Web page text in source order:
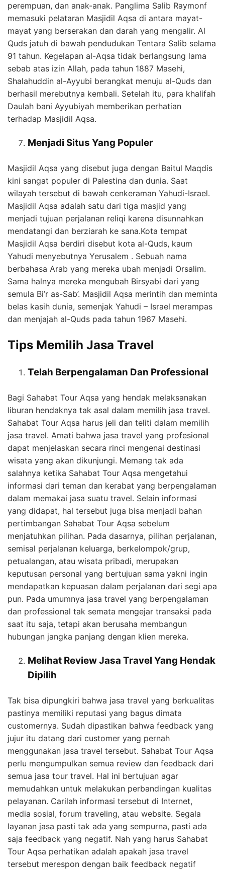
perempuan, dan anak-anak. Panglima Salib Raymonf
memasuki pelataran Masjidil Aqsa di antara mayat-
mayat yang berserakan dan darah yang mengalir. Al
Quds jatuh di bawah pendudukan Tentara Salib selama
91 tahun. Kegelapan al-Aqsa tidak berlangsung lama
sebab atas izin Allah, pada tahun 1887 Masehi,
Shalahuddin al-Ayyubi berangkat menuju al-Quds dan
berhasil merebutnya kembali. Setelah itu, para khalifah
Daulah bani Ayyubiyah memberikan perhatian
terhadap Masjidil Aqsa.
Menjadi Situs Yang Populer
Masjidil Aqsa yang disebut juga dengan Baitul Maqdis
kini sangat populer di Palestina dan dunia. Saat
wilayah tersebut di bawah cenkeraman Yahudi-Israel.
Masjidil Aqsa adalah satu dari tiga masjid yang
menjadi tujuan perjalanan reliqi karena disunnahkan
mendatangi dan berziarah ke sana.Kota tempat
Masjidil Aqsa berdiri disebut kota al-Quds, kaum
Yahudi menyebutnya Yerusalem . Sebuah nama
berbahasa Arab yang mereka ubah menjadi Orsalim.
Sama halnya mereka mengubah Birsyabi dari yang
semula Bi’r as-Sab’. Masjidil Aqsa merintih dan meminta
belas kasih dunia, semenjak Yahudi – Israel merampas
dan menjajah al-Quds pada tahun 1967 Masehi.
Tips Memilih Jasa Travel
Telah Berpengalaman Dan Professional
Bagi Sahabat Tour Aqsa yang hendak melaksanakan
liburan hendaknya tak asal dalam memilih jasa travel.
Sahabat Tour Aqsa harus jeli dan teliti dalam memilih
jasa travel. Amati bahwa jasa travel yang profesional
dapat menjelaskan secara rinci mengenai destinasi
wisata yang akan dikunjungi. Memang tak ada
salahnya ketika Sahabat Tour Aqsa mengetahui
informasi dari teman dan kerabat yang berpengalaman
dalam memakai jasa suatu travel. Selain informasi
yang didapat, hal tersebut juga bisa menjadi bahan
pertimbangan Sahabat Tour Aqsa sebelum
menjatuhkan pilihan. Pada dasarnya, pilihan perjalanan,
semisal perjalanan keluarga, berkelompok/grup,
petualangan, atau wisata pribadi, merupakan
keputusan personal yang bertujuan sama yakni ingin
mendapatkan kepuasan dalam perjalanan dari segi apa
pun. Pada umumnya jasa travel yang berpengalaman
dan professional tak semata mengejar transaksi pada
saat itu saja, tetapi akan berusaha membangun
hubungan jangka panjang dengan klien mereka.
Melihat Review Jasa Travel Yang Hendak
Dipilih
Tak bisa dipungkiri bahwa jasa travel yang berkualitas
pastinya memiliki reputasi yang bagus dimata
customernya. Sudah dipastikan bahwa feedback yang
jujur itu datang dari customer yang pernah
menggunakan jasa travel tersebut. Sahabat Tour Aqsa
perlu mengumpulkan semua review dan feedback dari
semua jasa tour travel. Hal ini bertujuan agar
memudahkan untuk melakukan perbandingan kualitas
pelayanan. Carilah informasi tersebut di Internet,
media sosial, forum traveling, atau website. Segala
layanan jasa pasti tak ada yang sempurna, pasti ada
saja feedback yang negatif. Nah yang harus Sahabat
Tour Aqsa perhatikan adalah apakah jasa travel
tersebut merespon dengan baik feedback negatif